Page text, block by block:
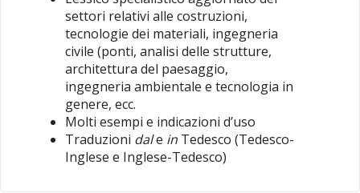
settori relativi alle costruzioni,
tecnologie dei materiali, ingegneria
civile (ponti, analisi delle strutture,
architettura del paesaggio,
ingegneria ambientale e tecnologia in
genere, ecc.
Molti esempi e indicazioni d’uso
Traduzioni dale in Tedesco (Tedesco-
Inglese e Inglese-Tedesco)